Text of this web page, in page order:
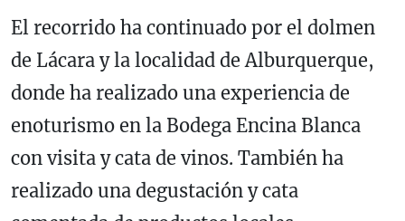
El recorrido ha continuado por el dolmen
de Lácara y la localidad de Alburquerque,
donde ha realizado una experiencia de
enoturismo en la Bodega Encina Blanca
con visita y cata de vinos. También ha
realizado una degustación y cata